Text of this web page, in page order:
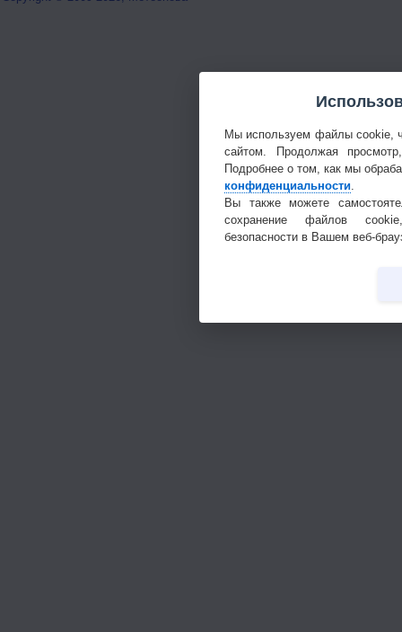
Мы используем файлы cookie,
сайтом. Продолжая
Подробнее о том, как мы
конфиденциальности
Вы также можете
сохранение файлов
безопасности в Вашем веб-